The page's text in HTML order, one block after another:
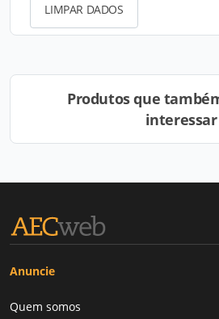
LIMPAR DADOS
Produtos que
interessar
Anuncie
Quem somos